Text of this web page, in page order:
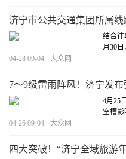
济宁市公共交通集团所属
结合往
月30
04-28 09-04 大众网
7～9级雷雨阵风！济宁发布
4月25
空槽
中雨，
上。[
04-26 09-04 大众网
四大突破！“济宁全域旅游